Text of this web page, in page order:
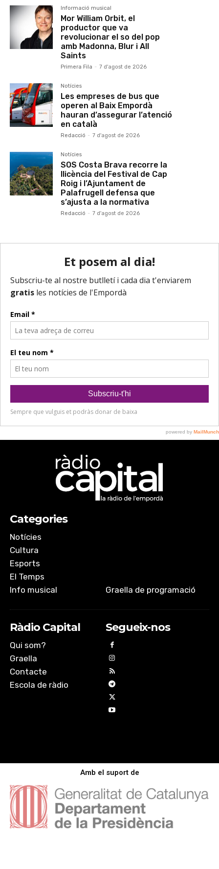
Informació musical
Mor William Orbit, el
productor que va
revolucionar el so del pop
amb Madonna, Blur i All
Saints
Primera Fila - 7 d'agost de 2026
Notícies
Les empreses de bus que
operen al Baix Empordà
hauran d’assegurar l’atenció
en català
Redacció - 7 d'agost de 2026
Notícies
SOS Costa Brava recorre la
llicència del Festival de Cap
Roig i l’Ajuntament de
Palafrugell defensa que
s’ajusta a la normativa
Redacció - 7 d'agost de 2026
Categories
Notícies
Cultura
Esports
El Temps
Info musical
Graella de programació
Ràdio Capital
Qui som?
Graella
Contacte
Escola de ràdio
Segueix-nos
Amb el suport de